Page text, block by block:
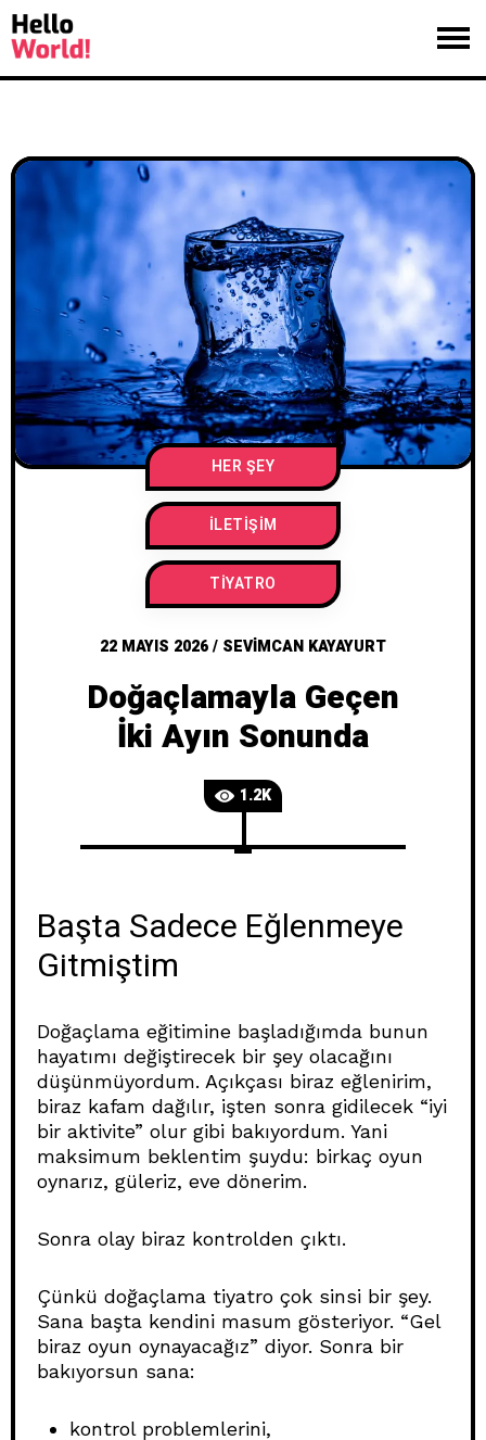
HER ŞEY
İLETIŞIM
TIYATRO
22 MAYIS 2026/ SEVIMCAN KAYAYURT
Doğaçlamayla Geçen
İki Ayın Sonunda
1.2K
Başta Sadece Eğlenmeye
Gitmiştim
Doğaçlama eğitimine başladığımda bunun
hayatımı değiştirecek bir şey olacağını
düşünmüyordum. Açıkçası biraz eğlenirim,
biraz kafam dağılır, işten sonra gidilecek “iyi
bir aktivite” olur gibi bakıyordum. Yani
maksimum beklentim şuydu: birkaç oyun
oynarız, güleriz, eve dönerim.
Sonra olay biraz kontrolden çıktı.
Çünkü doğaçlama tiyatro çok sinsi bir şey.
Sana başta kendini masum gösteriyor. “Gel
biraz oyun oynayacağız” diyor. Sonra bir
bakıyorsun sana:
kontrol problemlerini,